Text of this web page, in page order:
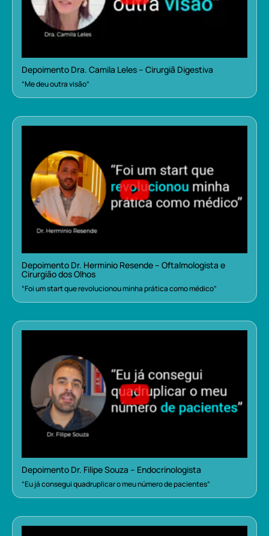
Depoimento Dra. Camila Leles – Cirurgiã Digestiva
“Me deu outra visão”
Depoimento Dr. Herminio Resende – Oftalmologista e
Cirurgião dos Olhos
“Foi um start que revolucionou minha prática como médico”
Depoimento Dr. Filipe Souza – Endocrinologista
“Eu já consegui quadruplicar o meu número de pacientes”